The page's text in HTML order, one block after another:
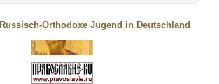
Russisch-Orthodoxe Jugend in Deutschland